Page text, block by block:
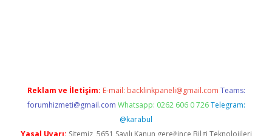
Reklam ve İletişim: E-mail: backlinkpaneli@gmail.com Teams:
forumhizmeti@gmail.com Whatsapp: 0262 606 0 726 Telegram:
@karabul
Yasal Uyarı: Sitemiz, 5651 Sayılı Kanun gereğince Bilgi Teknolojileri